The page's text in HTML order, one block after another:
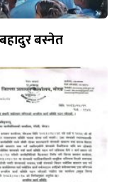
बस्नेत